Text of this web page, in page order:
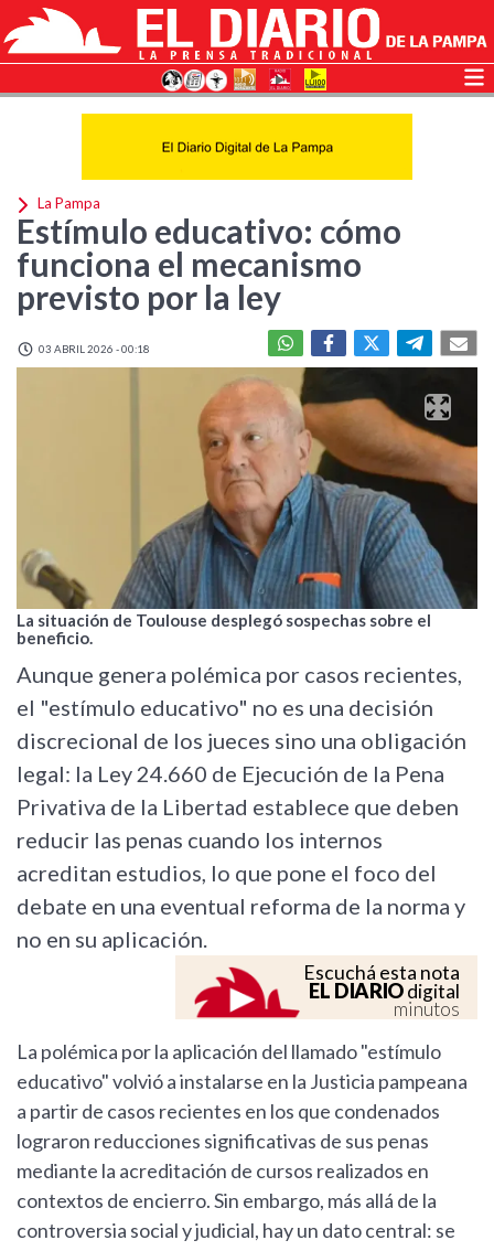
La Pampa
Estímulo educativo: cómo
funciona el mecanismo
previsto por la ley
03 ABRIL 2026 - 00:18
La situación de Toulouse desplegó sospechas sobre el
beneficio.
Aunque genera polémica por casos recientes,
el "estímulo educativo" no es una decisión
discrecional de los jueces sino una obligación
legal: la Ley 24.660 de Ejecución de la Pena
Privativa de la Libertad establece que deben
reducir las penas cuando los internos
acreditan estudios, lo que pone el foco del
debate en una eventual reforma de la norma y
no en su aplicación.
Escuchá esta nota
EL DIARIOdigital
minutos
La polémica por la aplicación del llamado "estímulo
educativo" volvió a instalarse en la Justicia pampeana
a partir de casos recientes en los que condenados
lograron reducciones significativas de sus penas
mediante la acreditación de cursos realizados en
contextos de encierro. Sin embargo, más allá de la
controversia social y judicial, hay un dato central: se